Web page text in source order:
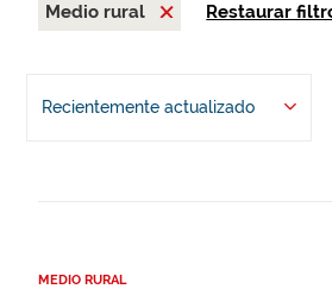
Medio rural
Restaurar
Recientemente actualizado
MEDIO RURAL